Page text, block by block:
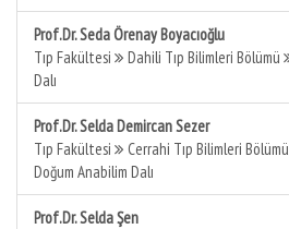
Prof.Dr. Seda Örenay Boyacıoğlu
Tıp Fakültesi
Dahili Tıp Bilimleri Bölümü
Dalı
Prof.Dr. Selda Demircan Sezer
Tıp Fakültesi
Cerrahi Tıp Bilimleri Bölümü
Doğum Anabilim Dalı
Prof.Dr. Selda Şen